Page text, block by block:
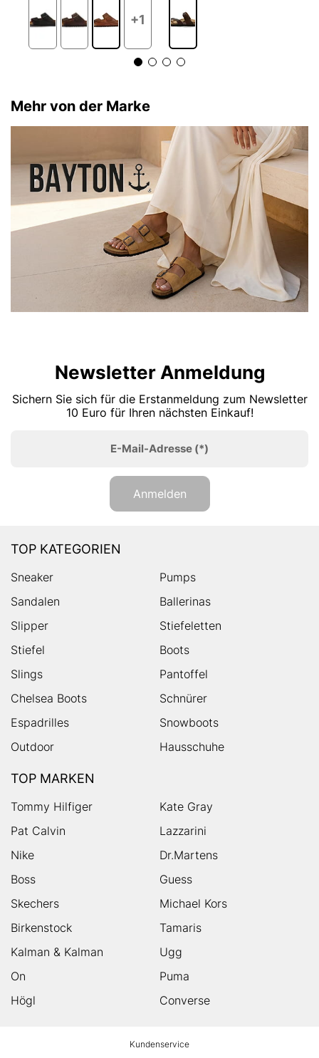
+1
Mehr von der Marke
Newsletter Anmeldung
Sichern Sie sich für die Erstanmeldung zum Newsletter
10 Euro für Ihren nächsten Einkauf!
E-Mail-Adresse (*)
Anmelden
TOP KATEGORIEN
Sneaker
Pumps
Sandalen
Ballerinas
Slipper
Stiefeletten
Stiefel
Boots
Slings
Pantoffel
Chelsea Boots
Schnürer
Espadrilles
Snowboots
Outdoor
Hausschuhe
TOP MARKEN
Tommy Hilfiger
Kate Gray
Pat Calvin
Lazzarini
Nike
Dr.Martens
Boss
Guess
Skechers
Michael Kors
Birkenstock
Tamaris
Kalman & Kalman
Ugg
On
Puma
Högl
Converse
Kundenservice